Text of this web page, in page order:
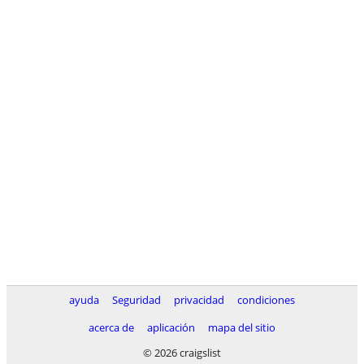
ayuda Seguridad privacidad
condiciones
acerca de
aplicación
mapa del sitio
© 2026 craigslist